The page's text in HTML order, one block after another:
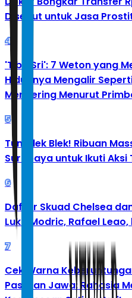
Disebut untuk Jasa
4
'Tibo Sri': 7 Weton yang
Hidupnya Mengalir
Mengering Menurut
5
Tumplek Blek! Ribuan
Surabaya untuk Ikuti Aksi
6
Daftar Skuad Chelsea
Luka Modric, Rafael
7
Cek Warna
Pasaran Jawa: Rahasia